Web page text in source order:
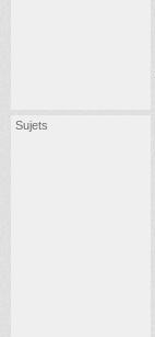
Sujets